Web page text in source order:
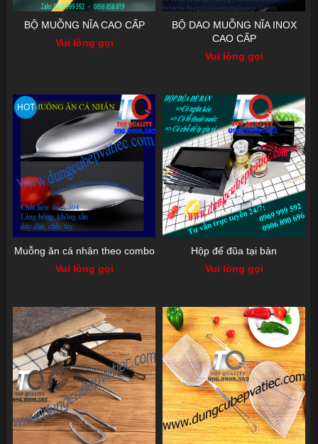
BỘ MUỖNG NĨA CAO CẤP
Vui lòng gọi
BỘ DAO MUỖNG NĨA INOX
CAO CẤP
Vui lòng gọi
HOT
Muỗng ăn cá nhân theo combo
Vui lòng gọi
Hộp để đũa tại bàn
Vui lòng gọi